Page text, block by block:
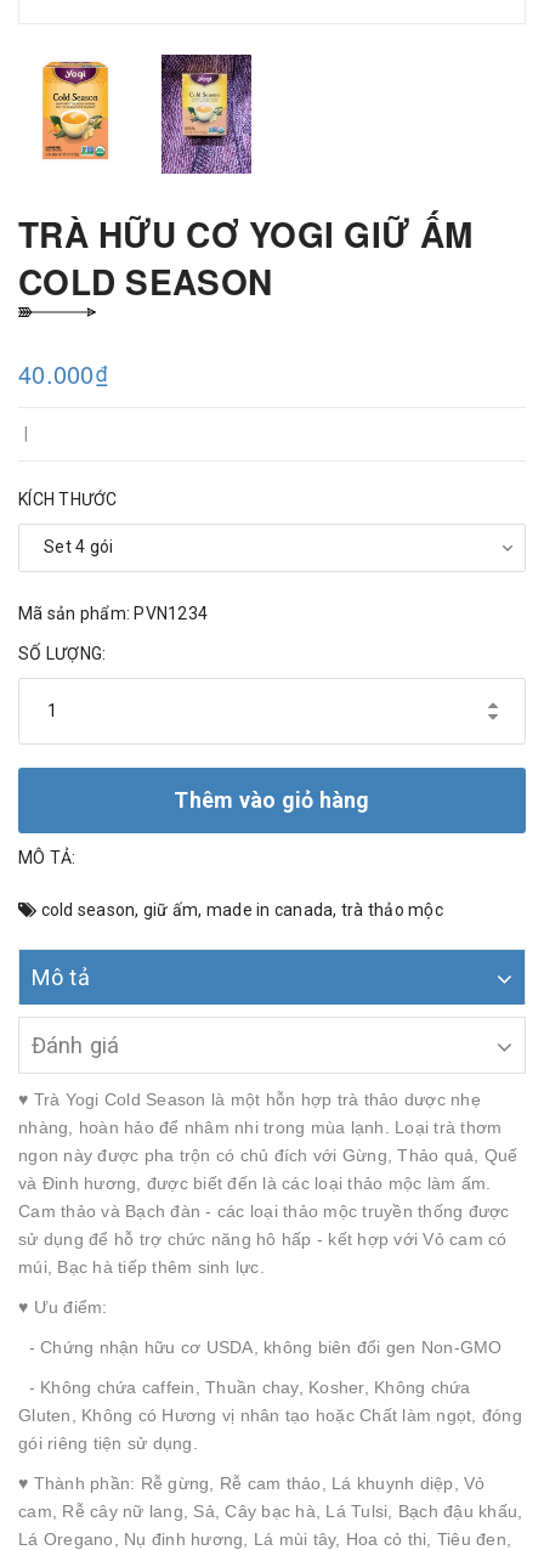
TRÀ HỮU CƠ YOGI GIỮ ẤM
COLD SEASON
40.000₫
KÍCH THƯỚC
Mã sản phẩm: PVN1234
SỐ LƯỢNG:
Thêm vào giỏ hàng
MÔ TẢ:
cold season, giữ ấm, made in canada, trà thảo mộc
Mô tả
Đánh giá
♥️ Trà Yogi Cold Season là một hỗn hợp trà thảo dược nhẹ
nhàng, hoàn hảo để nhâm nhi trong mùa lạnh. Loại trà thơm
ngon này được pha trộn có chủ đích với Gừng, Thảo quả, Quế
và Đinh hương, được biết đến là các loại thảo mộc làm ấm.
Cam thảo và Bạch đàn - các loại thảo mộc truyền thống được
sử dụng để hỗ trợ chức năng hô hấp - kết hợp với Vỏ cam có
múi, Bạc hà tiếp thêm sinh lực.
♥️ Ưu điểm:
- Chứng nhận hữu cơ USDA, không biên đổi gen Non-GMO
- Không chứa caffein, Thuần chay, Kosher, Không chứa
Gluten, Không có Hương vị nhân tạo hoặc Chất làm ngọt, đóng
gói riêng tiện sử dụng.
♥️ Thành phần: Rễ gừng, Rễ cam thảo, Lá khuynh diệp, Vỏ
cam, Rễ cây nữ lang, Sả, Cây bạc hà, Lá Tulsi, Bạch đậu khấu,
Lá Oregano, Nụ đinh hương, Lá mùi tây, Hoa cỏ thi, Tiêu đen,